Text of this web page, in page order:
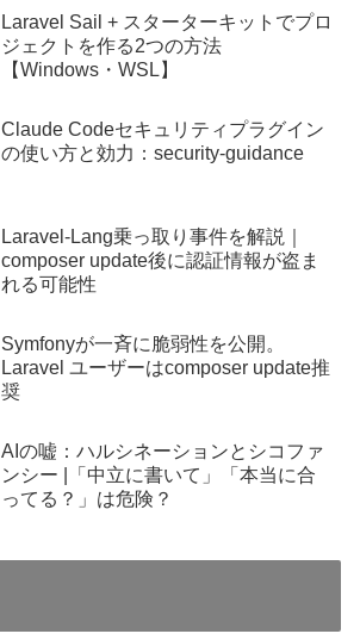
Laravel Sail + スターターキットでプロ
ジェクトを作る2つの方法
【Windows・WSL】
Claude Codeセキュリティプラグイン
の使い方と効力：security-guidance
Laravel-Lang乗っ取り事件を解説｜
composer update後に認証情報が盗ま
れる可能性
Symfonyが一斉に脆弱性を公開。
Laravel ユーザーはcomposer update推
奨
AIの嘘：ハルシネーションとシコファ
ンシー |「中立に書いて」「本当に合
ってる？」は危険？